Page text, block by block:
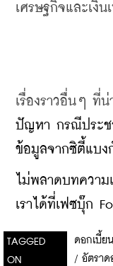
เศรษฐกิจและเงิน
เรื่องราวอื่นๆ ที่น่
ปัญหา กรณีประช
ข้อมูลจากซิตี้แบง
ไม่พลาดบทความ
เราได้ที่เฟซบุ๊ก
TAGGED
ON
ดอกเบี้ย
/ อัตราด